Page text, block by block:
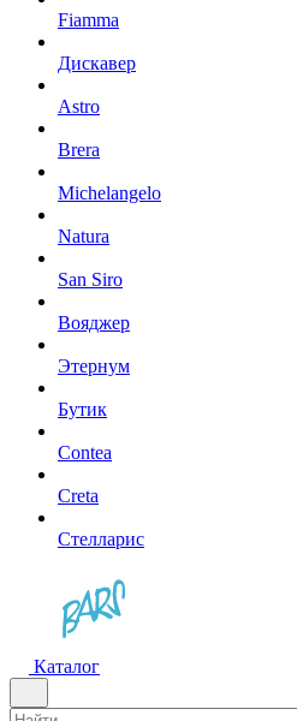
Fiamma
Дискавер
Astro
Brera
Michelangelo
Natura
San Siro
Вояджер
Этернум
Бутик
Contea
Creta
Стелларис
Каталог